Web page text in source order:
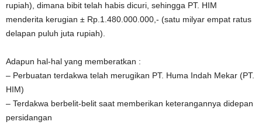
rupiah), dimana bibit telah habis dicuri, sehingga PT. HIM
menderita kerugian ± Rp.1.480.000.000,- (satu milyar empat ratus
delapan puluh juta rupiah).
Adapun hal-hal yang memberatkan :
– Perbuatan terdakwa telah merugikan PT. Huma Indah Mekar (PT.
HIM)
– Terdakwa berbelit-belit saat memberikan keterangannya didepan
persidangan